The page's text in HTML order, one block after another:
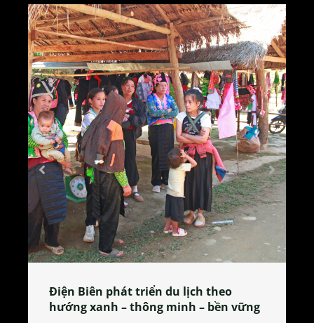
Làng làm bánh tẻ Phú Nhi – nơi lan
tỏa đặc sản xứ Đoài